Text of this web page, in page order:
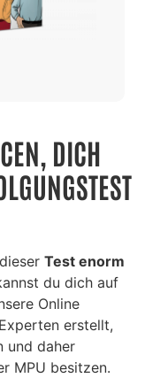
DICH
Test enorm
du dich auf
Online
erstellt,
und daher
MPU besitzen.